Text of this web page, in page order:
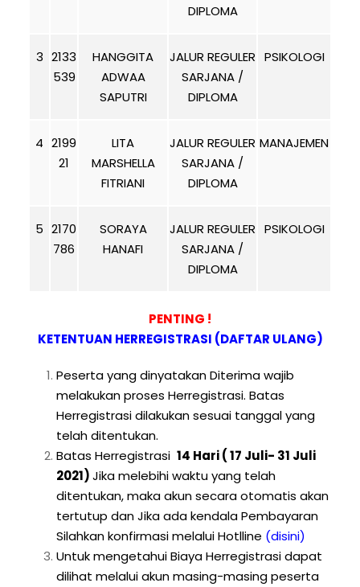
DIPLOMA
3 2133
539
HANGGITA
ADWAA
SAPUTRI
JALUR REGULER
SARJANA /
DIPLOMA
PSIKOLOGI
4 2199
21
LITA
MARSHELLA
FITRIANI
JALUR REGULER
SARJANA /
DIPLOMA
MANAJEMEN
5 2170
786
SORAYA
HANAFI
JALUR REGULER
SARJANA /
DIPLOMA
PSIKOLOGI
PENTING !
KETENTUAN HERREGISTRASI (DAFTAR ULANG)
Peserta yang dinyatakan Diterima wajib
melakukan proses Herregistrasi. Batas
Herregistrasi dilakukan sesuai tanggal yang
telah ditentukan.
Batas Herregistrasi 14 Hari ( 17 Juli- 31 Juli
2021)Jika melebihi waktu yang telah
ditentukan, maka akun secara otomatis akan
tertutup dan Jika ada kendala Pembayaran
Silahkan konfirmasi melalui Hotlline (disini)
Untuk mengetahui Biaya Herregistrasi dapat
dilihat melalui akun masing-masing peserta